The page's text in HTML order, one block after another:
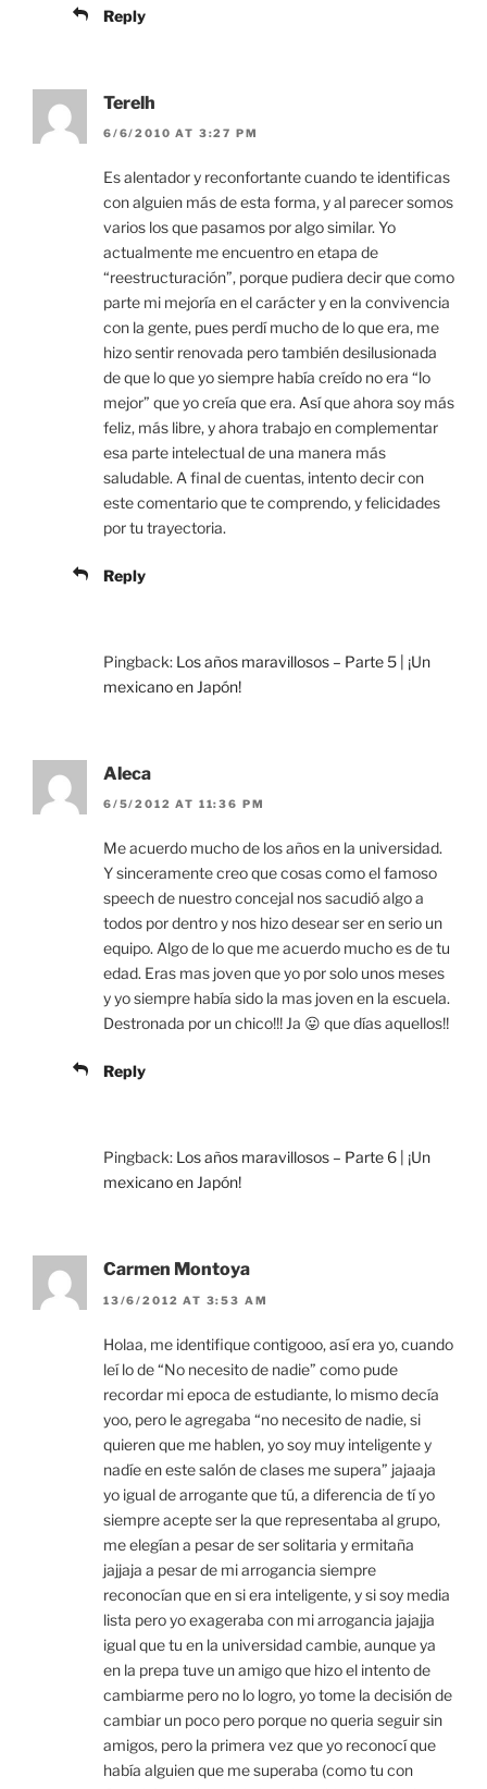
Reply
Terelh
6/6/2010 AT 3:27 PM
Es alentador y reconfortante cuando te identificas
con alguien más de esta forma, y al parecer somos
varios los que pasamos por algo similar. Yo
actualmente me encuentro en etapa de
“reestructuración”, porque pudiera decir que como
parte mi mejoría en el carácter y en la convivencia
con la gente, pues perdí mucho de lo que era, me
hizo sentir renovada pero también desilusionada
de que lo que yo siempre había creído no era “lo
mejor” que yo creía que era. Así que ahora soy más
feliz, más libre, y ahora trabajo en complementar
esa parte intelectual de una manera más
saludable. A final de cuentas, intento decir con
este comentario que te comprendo, y felicidades
por tu trayectoria.
Reply
Pingback: Los años maravillosos – Parte 5 | ¡Un
mexicano en Japón!
Aleca
6/5/2012 AT 11:36 PM
Me acuerdo mucho de los años en la universidad.
Y sinceramente creo que cosas como el famoso
speech de nuestro concejal nos sacudió algo a
todos por dentro y nos hizo desear ser en serio un
equipo. Algo de lo que me acuerdo mucho es de tu
edad. Eras mas joven que yo por solo unos meses
y yo siempre había sido la mas joven en la escuela.
Destronada por un chico!!! Ja 😛 que días aquellos!!
Reply
Pingback: Los años maravillosos – Parte 6 | ¡Un
mexicano en Japón!
Carmen Montoya
13/6/2012 AT 3:53 AM
Holaa, me identifique contigooo, así era yo, cuando
leí lo de “No necesito de nadie” como pude
recordar mi epoca de estudiante, lo mismo decía
yoo, pero le agregaba “no necesito de nadie, si
quieren que me hablen, yo soy muy inteligente y
nadíe en este salón de clases me supera” jajaaja
yo igual de arrogante que tú, a diferencia de tí yo
siempre acepte ser la que representaba al grupo,
me elegían a pesar de ser solitaria y ermitaña
jajjaja a pesar de mi arrogancia siempre
reconocían que en si era inteligente, y si soy media
lista pero yo exageraba con mi arrogancia jajajja
igual que tu en la universidad cambie, aunque ya
en la prepa tuve un amigo que hizo el intento de
cambiarme pero no lo logro, yo tome la decisión de
cambiar un poco pero porque no queria seguir sin
amigos, pero la primera vez que yo reconocí que
había alguien que me superaba (como tu con